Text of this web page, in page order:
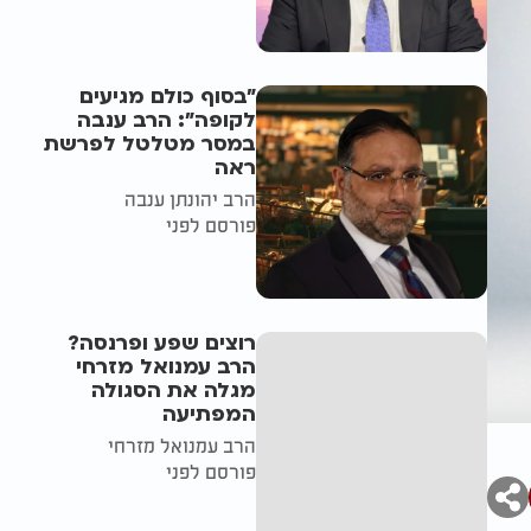
"בסוף כולם מגיעים
לקופה": הרב ענבה
במסר מטלטל לפרשת
ראה
הרב יהונתן ענבה
פורסם לפני
רוצים שפע ופרנסה?
הרב עמנואל מזרחי
מגלה את הסגולה
המפתיעה
הרב עמנואל מזרחי
פורסם לפני